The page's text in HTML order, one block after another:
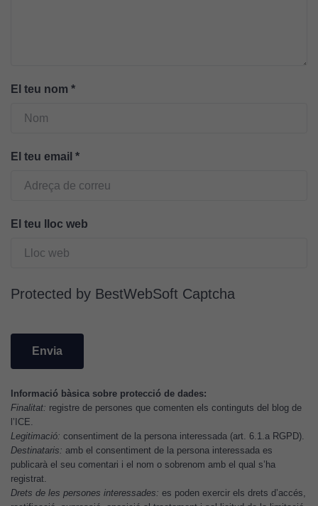
El teu nom *
El teu email *
El teu lloc web
Protected by BestWebSoft Captcha
Informació bàsica sobre protecció de dades:
Finalitat: registre de persones que comenten els continguts del blog de
l’ICE.
Legitimació: consentiment de la persona interessada (art. 6.1.a RGPD).
Destinataris: amb el consentiment de la persona interessada es
publicarà el seu comentari i el nom o sobrenom amb el qual s’ha
registrat.
Drets de les persones interessades: es poden exercir els drets d’accés,
per tal que
web, en
funció de
lloc web
s'utilitzi.